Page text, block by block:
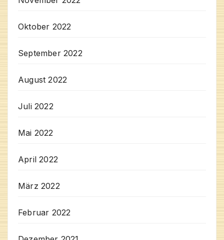
Oktober 2022
September 2022
August 2022
Juli 2022
Mai 2022
April 2022
März 2022
Februar 2022